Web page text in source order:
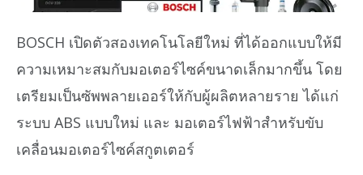
BOSCH เปิดตัวสองเทคโนโลยีใหม่ ที่ได้ออกแบบให้มี
ความเหมาะสมกับมอเตอร์ไซค์ขนาดเล็กมากขึ้น โดย
เตรียมเป็นซัพพลายเออร์ให้กับผู้ผลิตหลายราย ได้แก่
ระบบ ABS แบบใหม่ และ มอเตอร์ไฟฟ้าสำหรับขับ
เคลื่อนมอเตอร์ไซค์สกูตเตอร์